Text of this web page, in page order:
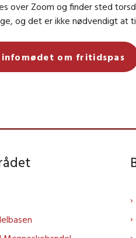
over Zoom og finder sted
og det er ikke nødvendigt at
om fritidspas